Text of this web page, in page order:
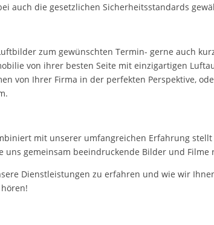
auch die gesetzlichen Sicherheitsstandards
zum gewünschten Termin- gerne auch
von ihrer besten Seite mit einzigartigen
von Ihrer Firma in der perfekten Perspektive,
mit unserer umfangreichen Erfahrung
uns gemeinsam beeindruckende Bilder und Filme
Dienstleistungen zu erfahren und wie wir